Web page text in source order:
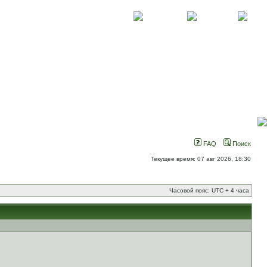
FAQ Поиск
Текущее время: 07 авг 2026, 18:30
Часовой пояс: UTC + 4 часа